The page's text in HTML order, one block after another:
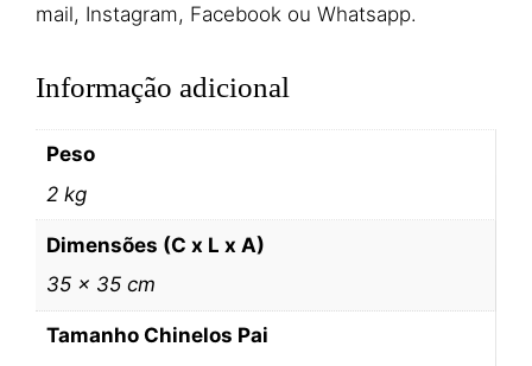
mail, Instagram, Facebook ou Whatsapp.
Informação adicional
Peso
2 kg
Dimensões (C x L x A)
35 × 35 cm
Tamanho Chinelos Pai